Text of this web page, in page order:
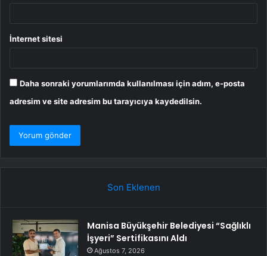
İnternet sitesi
Daha sonraki yorumlarımda kullanılması için adım, e-posta
adresim ve site adresim bu tarayıcıya kaydedilsin.
Son Eklenen
Manisa Büyükşehir Belediyesi “Sağlıklı
İşyeri” Sertifikasını Aldı
Ağustos 7, 2026